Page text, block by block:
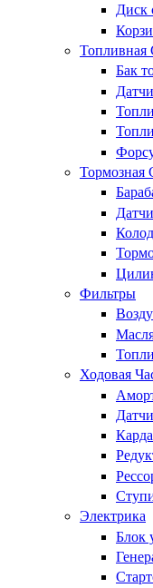
Диск
Топливная
Бак
Тормозная
Фильтры
Ходовая
Электрика
Блок